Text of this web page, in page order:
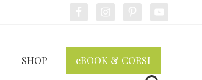
SHOP eBOOK & CORSI